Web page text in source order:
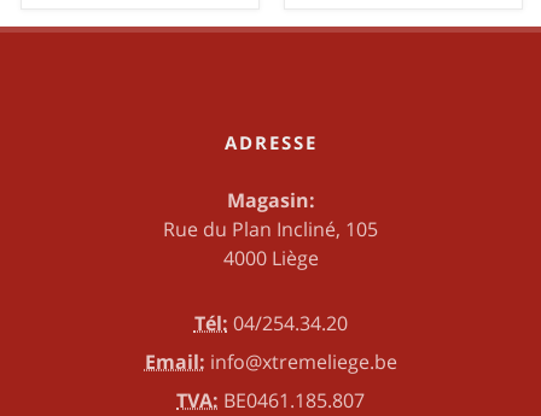
ADRESSE
Magasin:
Rue du Plan Incliné, 105
4000 Liège
Tél: 04/254.34.20
Email: info@xtremeliege.be
TVA: BE0461.185.807